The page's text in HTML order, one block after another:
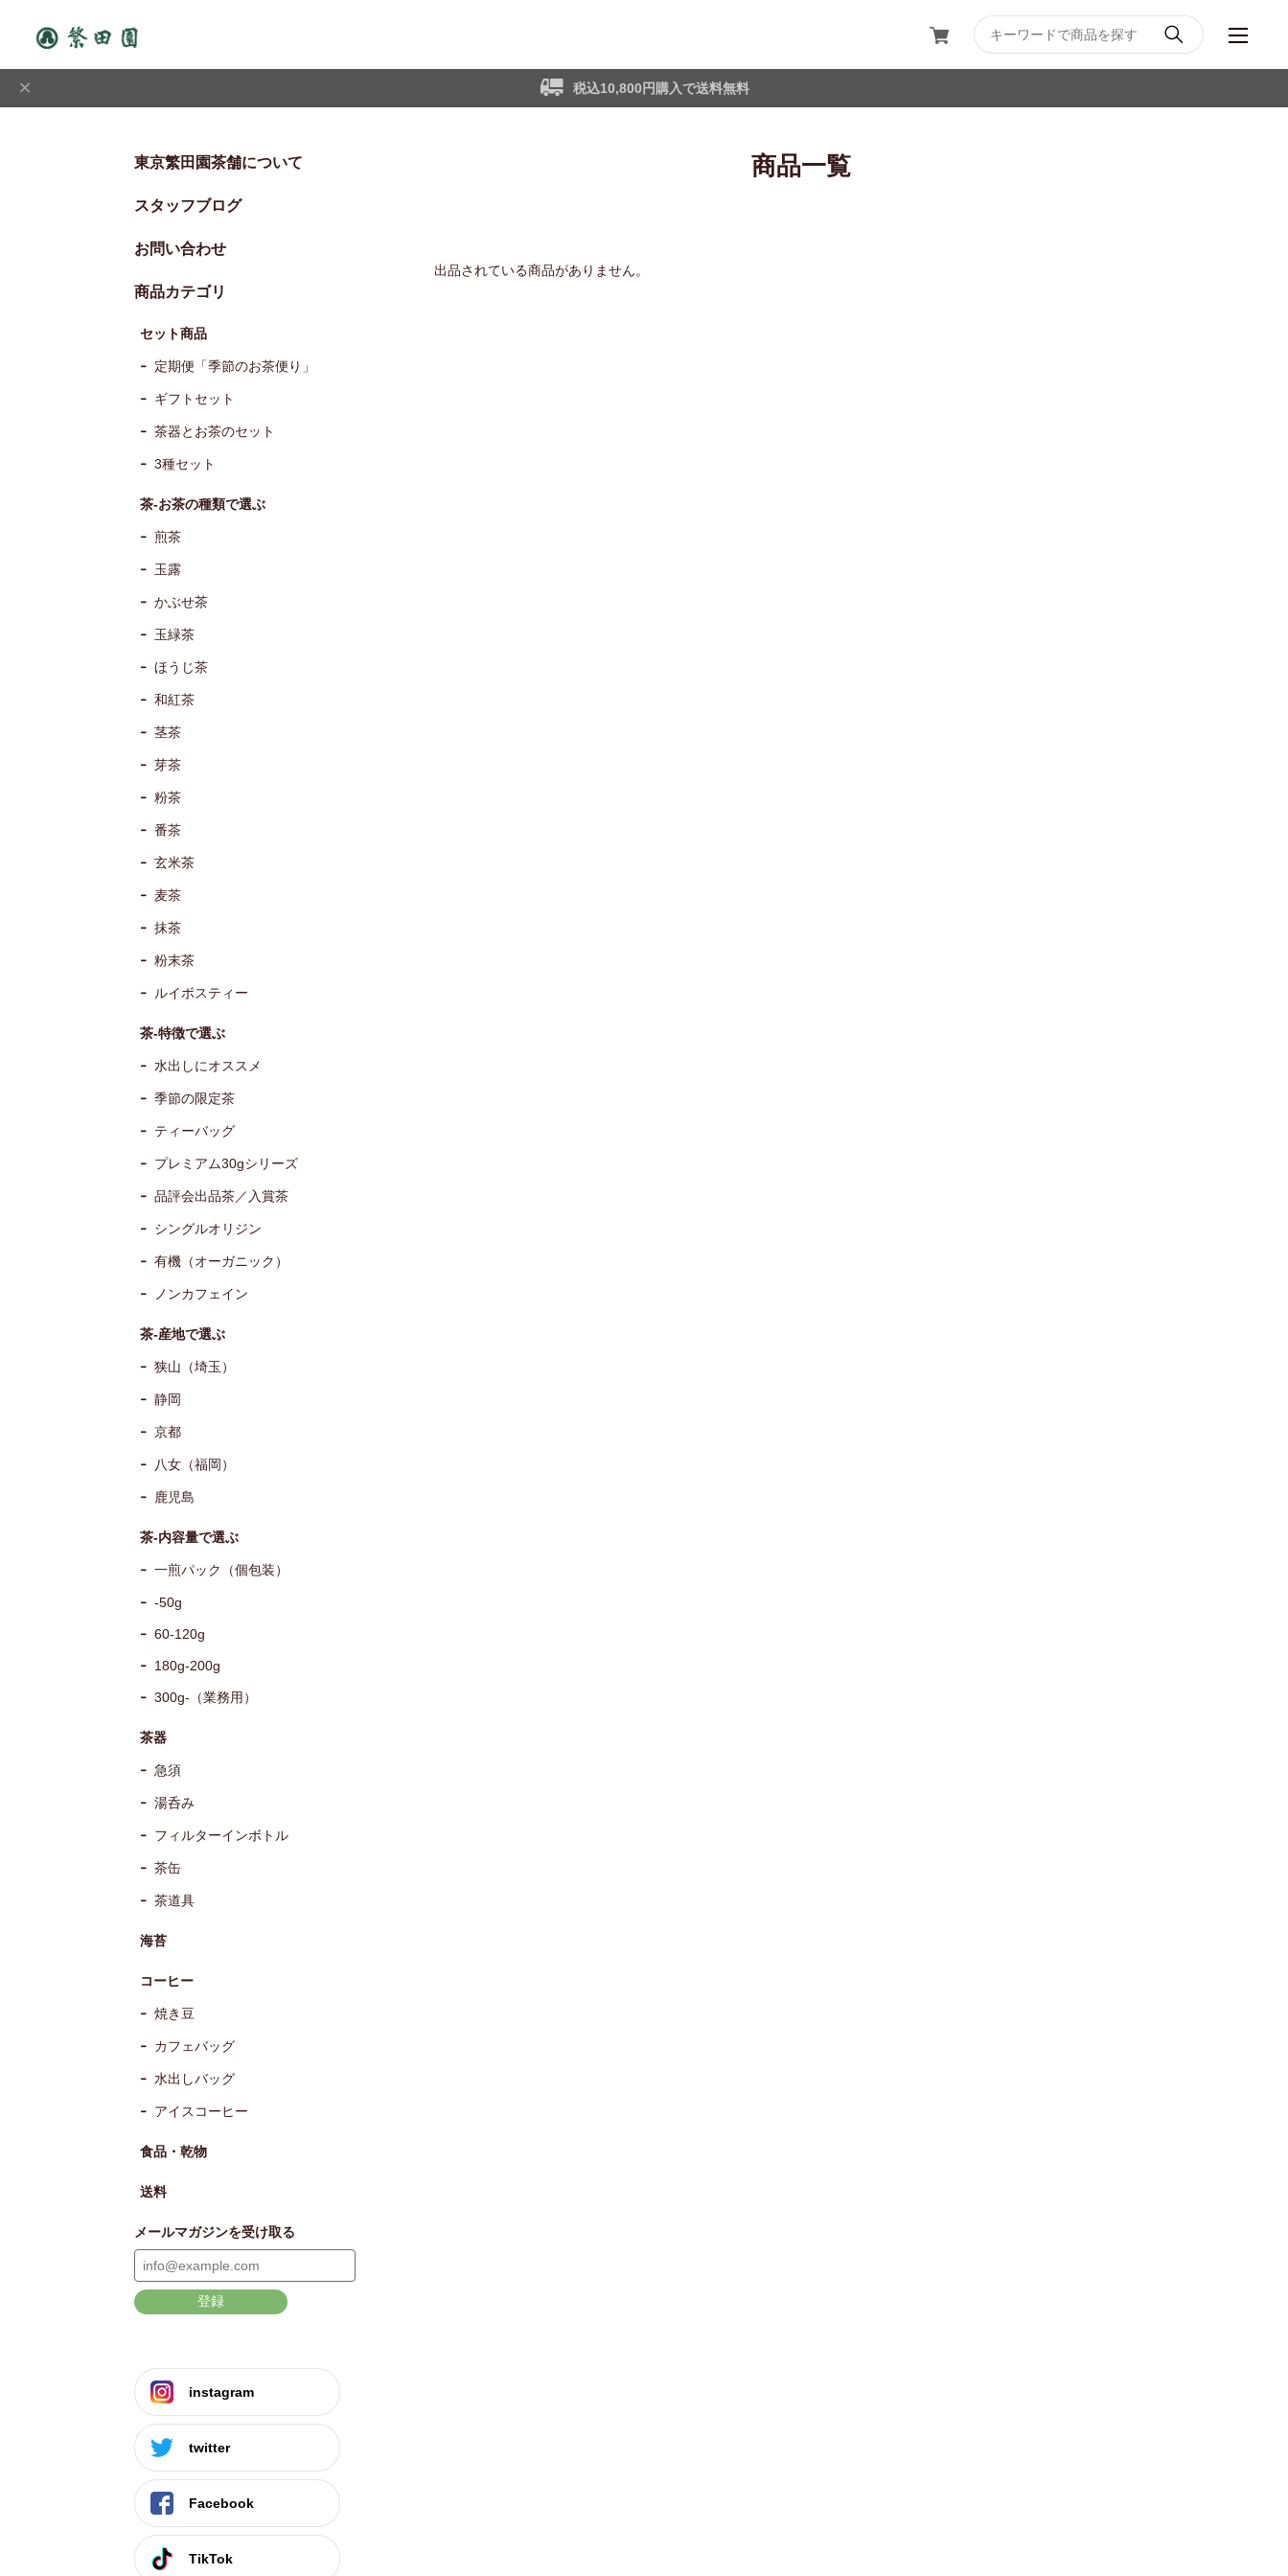
税込10,800円購入で送料無料
東京繁田園茶舗について
スタッフブログ
お問い合わせ
商品カテゴリ
セット商品
定期便「季節のお茶便り」
ギフトセット
茶器とお茶のセット
3種セット
茶-お茶の種類で選ぶ
煎茶
玉露
かぶせ茶
玉緑茶
ほうじ茶
和紅茶
茎茶
芽茶
粉茶
番茶
玄米茶
麦茶
抹茶
粉末茶
ルイボスティー
茶-特徴で選ぶ
水出しにオススメ
季節の限定茶
ティーバッグ
プレミアム30gシリーズ
品評会出品茶／入賞茶
シングルオリジン
有機（オーガニック）
ノンカフェイン
茶-産地で選ぶ
狭山（埼玉）
静岡
京都
八女（福岡）
鹿児島
茶-内容量で選ぶ
一煎パック（個包装）
-50g
60-120g
180g-200g
300g-（業務用）
茶器
急須
湯呑み
フィルターインボトル
茶缶
茶道具
海苔
コーヒー
焼き豆
カフェバッグ
水出しバッグ
アイスコーヒー
食品・乾物
送料
メールマガジンを受け取る
登録
instagram
twitter
Facebook
TikTok
商品一覧
出品されている商品がありません。